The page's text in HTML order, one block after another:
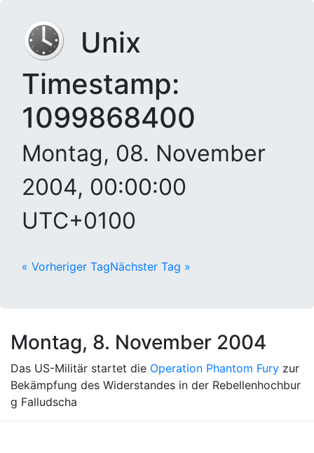
Unix
Timestamp:
1099868400
Montag, 08. November
2004, 00:00:00
UTC+0100
« Vorheriger TagNächster Tag »
Montag, 8. November 2004
Das US-Militär startet die Operation Phantom Fury zur
Bekämpfung des Widerstandes in der Rebellenhochbur
g Falludscha